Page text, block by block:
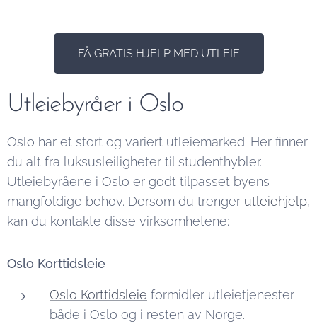
FÅ GRATIS HJELP MED UTLEIE
Utleiebyråer i Oslo
Oslo har et stort og variert utleiemarked. Her finner
du alt fra luksusleiligheter til studenthybler.
Utleiebyråene i Oslo er godt tilpasset byens
mangfoldige behov. Dersom du trenger utleiehjelp,
kan du kontakte disse virksomhetene:
Oslo Korttidsleie
Oslo Korttidsleie formidler utleietjenester
både i Oslo og i resten av Norge.